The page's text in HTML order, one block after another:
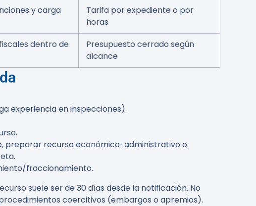
y carga
Tarifa por expediente o por
horas
dentro de
Presupuesto cerrado según
alcance
experiencia en inspecciones).
preparar recurso económico-administrativo o
fraccionamiento.
suele ser de 30 días desde la notificación. No
coercitivos (embargos o apremios).